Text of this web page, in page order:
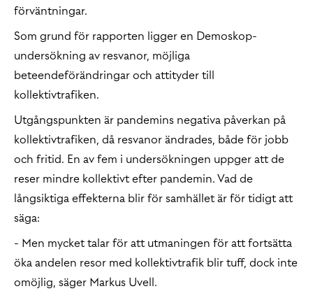
förväntningar.
Som grund för rapporten ligger en Demoskop-
undersökning av resvanor, möjliga
beteendeförändringar och attityder till
kollektivtrafiken.
Utgångspunkten är pandemins negativa påverkan på
kollektivtrafiken, då resvanor ändrades, både för jobb
och fritid. En av fem i undersökningen uppger att de
reser mindre kollektivt efter pandemin. Vad de
långsiktiga effekterna blir för samhället är för tidigt att
säga:
- Men mycket talar för att utmaningen för att fortsätta
öka andelen resor med kollektivtrafik blir tuff, dock inte
omöjlig, säger Markus Uvell.